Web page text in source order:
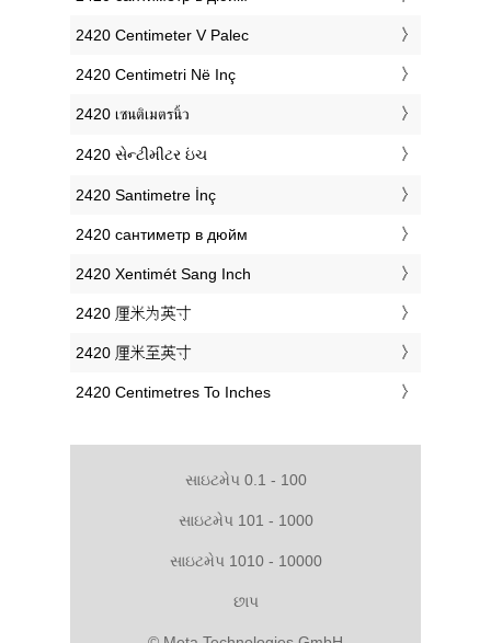
‎2420 Centimeter V Palec
‎2420 Centimetri Në Inç
‎2420 เซนติเมตรนิ้ว
‎2420 સેન્ટીમીટર ઇંચ
‎2420 Santimetre İnç
‎2420 сантиметр в дюйм
‎2420 Xentimét Sang Inch
‎2420 厘米为英寸
‎2420 厘米至英寸
‎2420 Centimetres To Inches
સાઇટમેપ 0.1 - 100
સાઇટમેપ 101 - 1000
સાઇટમેપ 1010 - 10000
છાપ